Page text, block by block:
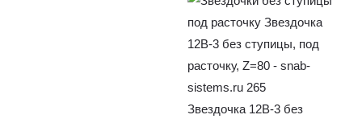
Звездочка 12B-3 без